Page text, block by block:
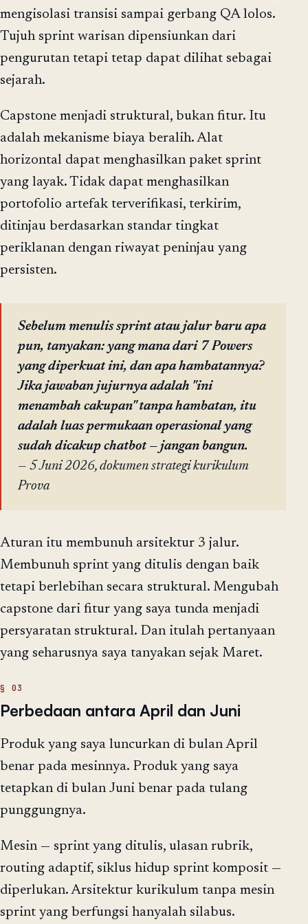
mengisolasi transisi sampai gerbang QA lolos.
Tujuh sprint warisan dipensiunkan dari
pengurutan tetapi tetap dapat dilihat sebagai
sejarah.
Capstone menjadi struktural, bukan fitur. Itu
adalah mekanisme biaya beralih. Alat
horizontal dapat menghasilkan paket sprint
yang layak. Tidak dapat menghasilkan
portofolio artefak terverifikasi, terkirim,
ditinjau berdasarkan standar tingkat
periklanan dengan riwayat peninjau yang
persisten.
Sebelum menulis sprint atau jalur baru apa
pun, tanyakan: yang mana dari 7 Powers
yang diperkuat ini, dan apa hambatannya?
Jika jawaban jujurnya adalah "ini
menambah cakupan" tanpa hambatan, itu
adalah luas permukaan operasional yang
sudah dicakup chatbot — jangan bangun.
— 5 Juni 2026, dokumen strategi kurikulum
Prova
Aturan itu membunuh arsitektur 3 jalur.
Membunuh sprint yang ditulis dengan baik
tetapi berlebihan secara struktural. Mengubah
capstone dari fitur yang saya tunda menjadi
persyaratan struktural. Dan itulah pertanyaan
yang seharusnya saya tanyakan sejak Maret.
Perbedaan antara April dan Juni
Produk yang saya luncurkan di bulan April
benar pada mesinnya. Produk yang saya
tetapkan di bulan Juni benar pada tulang
punggungnya.
Mesin — sprint yang ditulis, ulasan rubrik,
routing adaptif, siklus hidup sprint komposit —
diperlukan. Arsitektur kurikulum tanpa mesin
sprint yang berfungsi hanyalah silabus.